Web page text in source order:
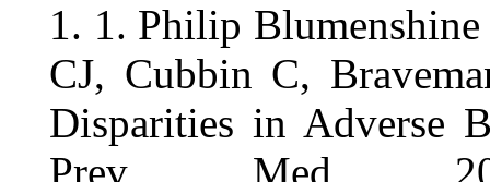
1. 1. Philip
CJ, Cubbin
Disparities
Prev